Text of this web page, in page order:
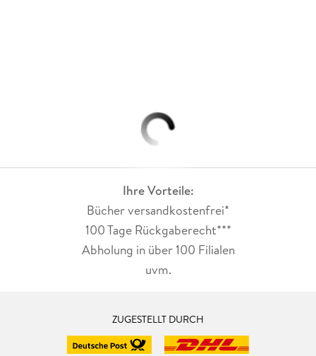
Ihre Vorteile:
Bücher versandkostenfrei*
100 Tage Rückgaberecht***
Abholung in über 100 Filialen
uvm.
ZUGESTELLT DURCH